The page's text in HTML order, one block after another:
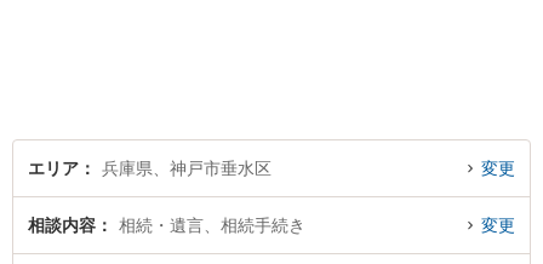
エリア 兵庫県、神戸市垂水区 変更
相談内容 相続・遺言、相続手続き 変更